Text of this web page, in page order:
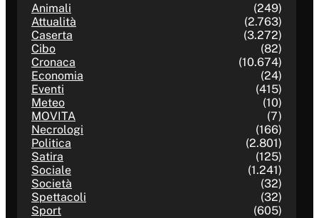
Animali
(249)
Attualità
(2.763)
Caserta
(3.272)
Cibo
(82)
Cronaca
(10.674)
Economia
(24)
Eventi
(415)
Meteo
(10)
MOVITA
(7)
Necrologi
(166)
Politica
(2.801)
Satira
(125)
Sociale
(1.241)
Società
(32)
Spettacoli
(32)
Sport
(605)